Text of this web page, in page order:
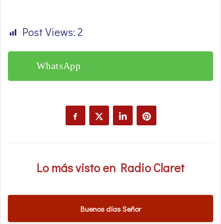
Post Views: 2
WhatsApp
Lo más visto en Radio Claret
Buenos días Señor